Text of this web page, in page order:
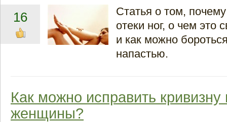
16
Статья о том,
отеки ног, о чем это
и как можно
напастью.
Как можно исправить кривизну
женщины?